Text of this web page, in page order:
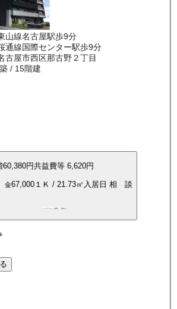
山線名古屋駅歩9分
通線国際センター駅歩9分
古屋市西区那古野２丁目
/ 15階建
60,380円共益費等 6,620円
金67,000１Ｋ / 21.73㎡ 入居日 相 談
インターネット無料 南向き